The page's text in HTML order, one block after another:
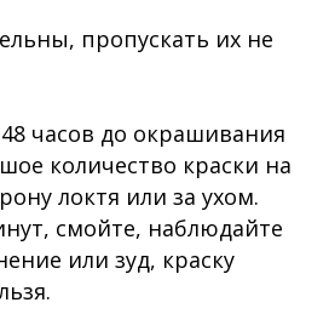
пропускать их не
часов до окрашивания
количество краски на
локтя или за ухом.
смойте, наблюдайте
или зуд, краску